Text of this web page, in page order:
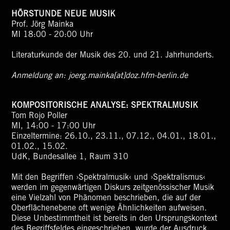
HÖRSTUNDE NEUE MUSIK
Prof. Jörg Mainka
MI 18:00 - 20:00 Uhr
Literaturkunde der Musik des 20. und 21. Jahrhunderts.
Anmeldung an: joerg.mainka[at]doz.hfm-berlin.de
KOMPOSITORISCHE ANALYSE: SPEKTRALMUSIK
Tom Rojo Poller
MI, 14:00 - 17:00 Uhr
Einzeltermine: 26.10., 23.11., 07.12., 04.01., 18.01.,
01.02., 15.02.
UdK, Bundesallee 1, Raum 310
Mit den Begriffen ›Spektralmusik‹ und ›Spektralismus‹
werden im gegenwärtigen Diskurs zeitgenössischer Musik
eine Vielzahl von Phänomen beschrieben, die auf der
Oberflächenebene oft wenige Ähnlichkeiten aufweisen.
Diese Unbestimmtheit ist bereits in den Ursprungskontext